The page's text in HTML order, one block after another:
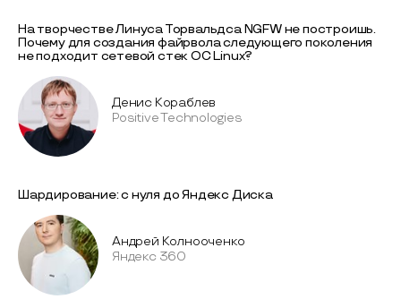
На творчестве Линуса Торвальдса NGFW не построишь.
Почему для создания файрвола следующего поколения
не подходит сетевой стек ОС Linux?
Денис Кораблев
Positive Technologies
Шардирование: с нуля до Яндекс Диска
Андрей Колнооченко
Яндекс 360